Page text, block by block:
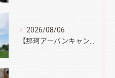
2026/08/06